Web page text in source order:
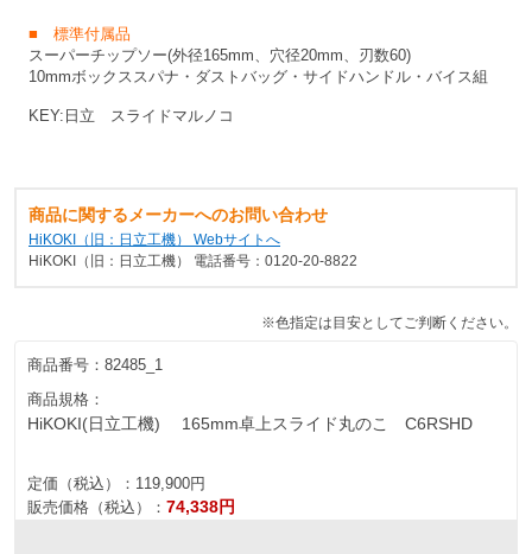
■ 標準付属品
スーパーチップソー(外径165mm、穴径20mm、刃数60)
10mmボックススパナ・ダストバッグ・サイドハンドル・バイス組
KEY:日立 スライドマルノコ
商品に関するメーカーへのお問い合わせ
HiKOKI（旧：日立工機） Webサイトへ
HiKOKI（旧：日立工機） 電話番号：0120-20-8822
※色指定は目安としてご判断ください。
商品番号： 82485_1
商品規格：
HiKOKI(日立工機) 165mm卓上スライド丸のこ C6RSHD
定価（税込）： 119,900円
販売価格（税込）： 74,338円